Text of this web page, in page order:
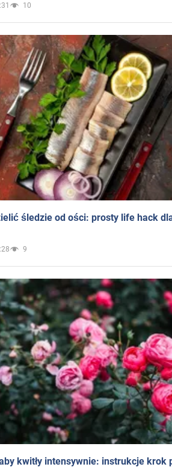
10
śledzie od ości: prosty life hack
9
kwitły intensywnie: instrukcje krok